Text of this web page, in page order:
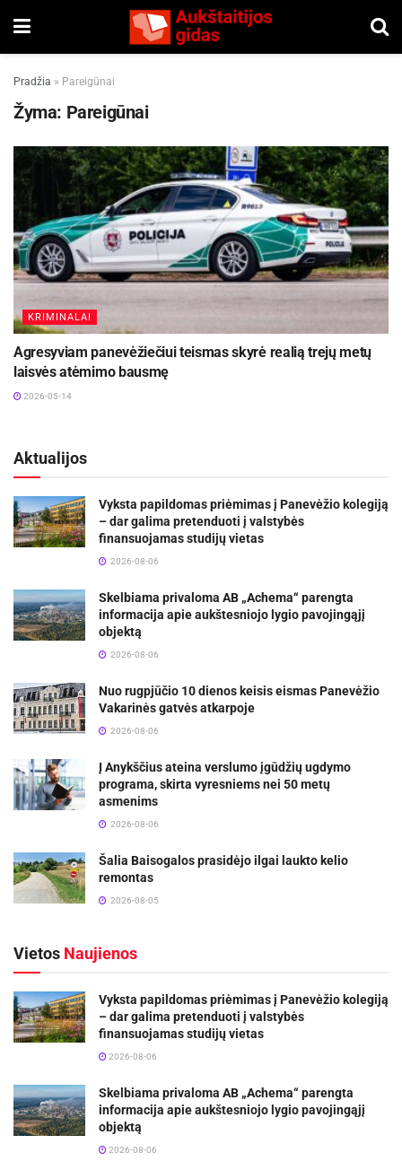
Pradžia » Pareigūnai
Žyma: Pareigūnai
KRIMINALAI
Agresyviam panevėžiečiui teismas skyrė realią trejų metų
laisvės atėmimo bausmę
2026-05-14
Aktualijos
Vyksta papildomas priėmimas į Panevėžio kolegiją
– dar galima pretenduoti į valstybės
finansuojamas studijų vietas
2026-08-06
Skelbiama privaloma AB „Achema“ parengta
informacija apie aukštesniojo lygio pavojingąjį
objektą
2026-08-06
Nuo rugpjūčio 10 dienos keisis eismas Panevėžio
Vakarinės gatvės atkarpoje
2026-08-06
Į Anykščius ateina verslumo įgūdžių ugdymo
programa, skirta vyresniems nei 50 metų
asmenims
2026-08-06
Šalia Baisogalos prasidėjo ilgai laukto kelio
remontas
2026-08-05
Vietos Naujienos
Vyksta papildomas priėmimas į Panevėžio kolegiją
– dar galima pretenduoti į valstybės
finansuojamas studijų vietas
2026-08-06
Skelbiama privaloma AB „Achema“ parengta
informacija apie aukštesniojo lygio pavojingąjį
objektą
2026-08-06